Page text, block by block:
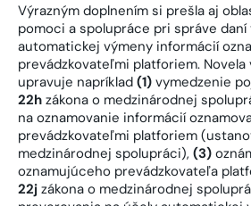
Výrazným doplnením si prešla aj
pomoci a spolupráce pri správe daní
automatickej výmeny informácií
prevádzkovateľmi platforiem.
upravuje napríklad (1) vymedzenie
22h zákona o medzinárodnej
na oznamovanie informácií
prevádzkovateľmi platforiem
medzinárodnej spolupráci), (3)
oznamujúceho prevádzkovateľa
22j zákona o medzinárodnej